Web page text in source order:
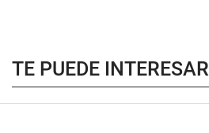
TE PUEDE INTERESAR